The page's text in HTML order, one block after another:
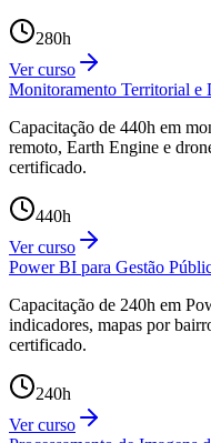
280h
Ver curso
Monitoramento Territorial e
Capacitação de 440h em
remoto, Earth Engine e
certificado.
440h
Ver curso
Power BI para Gestão
Capacitação de 240h em
indicadores, mapas por
certificado.
240h
Ver curso